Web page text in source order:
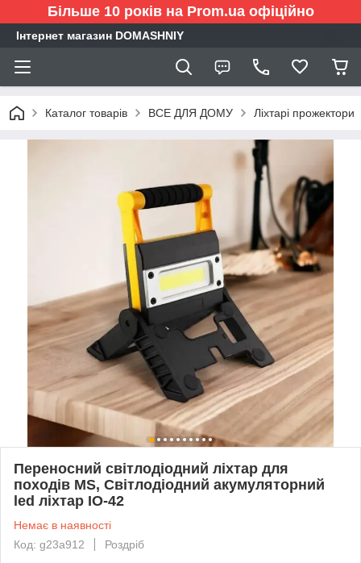
Більше 10 років на Prom.ua офіційно
Інтернет магазин DOMASHNIY
Каталог товарів ВСЕ ДЛЯ ДОМУ Ліхтарі прожектори
Переносний світлодіодний ліхтар для
походів MS, Світлодіодний акумуляторний
led ліхтар IO-42
Немає в наявності
Код: g23a912
Роздріб